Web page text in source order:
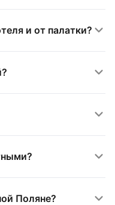
и от палатки?
Поляне?